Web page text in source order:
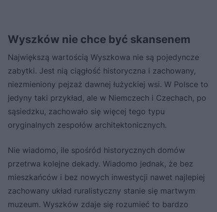
Wyszków nie chce być skansenem
Największą wartością Wyszkowa nie są pojedyncze
zabytki. Jest nią ciągłość historyczna i zachowany,
niezmieniony pejzaż dawnej łużyckiej wsi. W Polsce to
jedyny taki przykład, ale w Niemczech i Czechach, po
sąsiedzku, zachowało się więcej tego typu
oryginalnych zespołów architektonicznych.
Nie wiadomo, ile spośród historycznych domów
przetrwa kolejne dekady. Wiadomo jednak, że bez
mieszkańców i bez nowych inwestycji nawet najlepiej
zachowany układ ruralistyczny stanie się martwym
muzeum. Wyszków zdaje się rozumieć to bardzo